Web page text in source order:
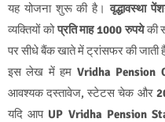
यह योजना शुरू की है।वृद्धावस्था
व्यक्तियों कोप्रति माह 1000 रुपयेकी
पर सीधे बैंक खाते में ट्रांसफर की जाती
इस लेख में हम Vridha Pension
आवश्यक दस्तावेज, स्टेटस चेक और
यदि आप UP Vridha Pension